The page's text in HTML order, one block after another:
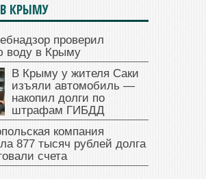
КРЫМУ
проверил
воду в Крыму
В Крыму у жителя Саки
изъяли автомобиль —
накопил долги по
штрафам ГИБДД
компания
877 тысяч рублей долга
счета